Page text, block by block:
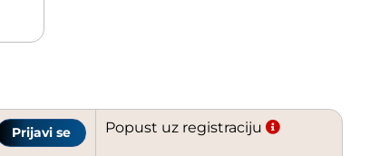
Prijavi se Popust uz registraciju